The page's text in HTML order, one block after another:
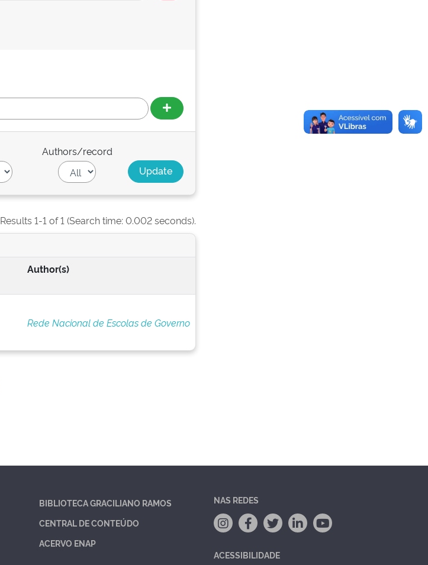
Authors/record
Results 1-1 of 1 (Search time: 0.002 seconds).
Author(s)
Rede Nacional de Escolas de Governo
BIBLIOTECA GRACILIANO RAMOS
CENTRAL DE CONTEÚDO
ACERVO ENAP
NAS REDES
ACESSIBILIDADE